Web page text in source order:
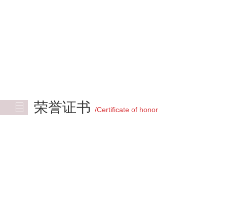
迈向高端市场，跻身世界一流.
荣誉证书 /Certificate of honor